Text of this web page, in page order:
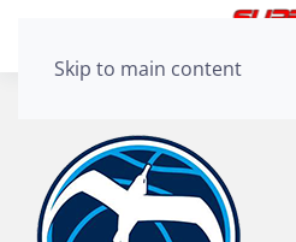
Skip to main content